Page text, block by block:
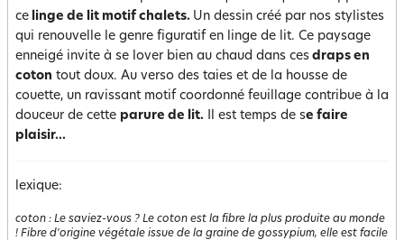
ce linge de lit motif chalets. Un dessin créé par nos stylistes
qui renouvelle le genre figuratif en linge de lit. Ce paysage
enneigé invite à se lover bien au chaud dans ces draps en
coton tout doux. Au verso des taies et de la housse de
couette, un ravissant motif coordonné feuillage contribue à la
douceur de cette parure de lit. Il est temps de se faire
plaisir...
lexique:
coton : Le saviez-vous ? Le coton est la fibre la plus produite au monde
! Fibre d'origine végétale issue de la graine de gossypium, elle est facile